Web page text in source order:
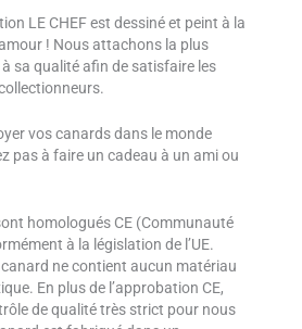
LE CHEF est dessiné et peint à la
! Nous attachons la plus
sa qualité afin de satisfaire les
vos canards dans le monde
pas à faire un cadeau à un ami ou
homologués CE (Communauté
à la législation de l’UE.
canard ne contient aucun matériau
En plus de l’approbation CE,
de qualité très strict pour nous